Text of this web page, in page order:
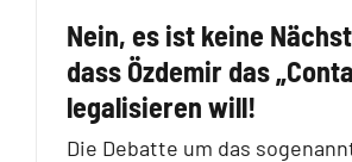
Nein, es ist keine
dass Özdemir das
legalisieren will!
Die Debatte um das